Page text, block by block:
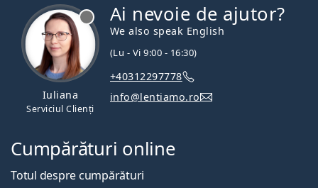
Iuliana
Serviciul Clienți
Ai nevoie de ajutor?
We also speak English
(Lu - Vi 9:00 - 16:30)
+40312297778
info@lentiamo.ro
Cumpărături online
Totul despre cumpărături